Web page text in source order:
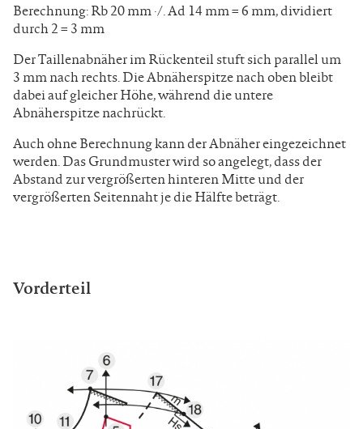
Berechnung: Rb 20 mm ·/. Ad 14 mm = 6 mm, dividiert
durch 2 = 3 mm
Der Taillenabnäher im Rückenteil stuft sich parallel um
3 mm nach rechts. Die Abnäherspitze nach oben bleibt
dabei auf gleicher Höhe, während die untere
Abnäherspitze nachrückt.
Auch ohne Berechnung kann der Abnäher eingezeichnet
werden. Das Grundmuster wird so angelegt, dass der
Abstand zur vergrößerten hinteren Mitte und der
vergrößerten Seitennaht je die Hälfte beträgt.
Vorderteil